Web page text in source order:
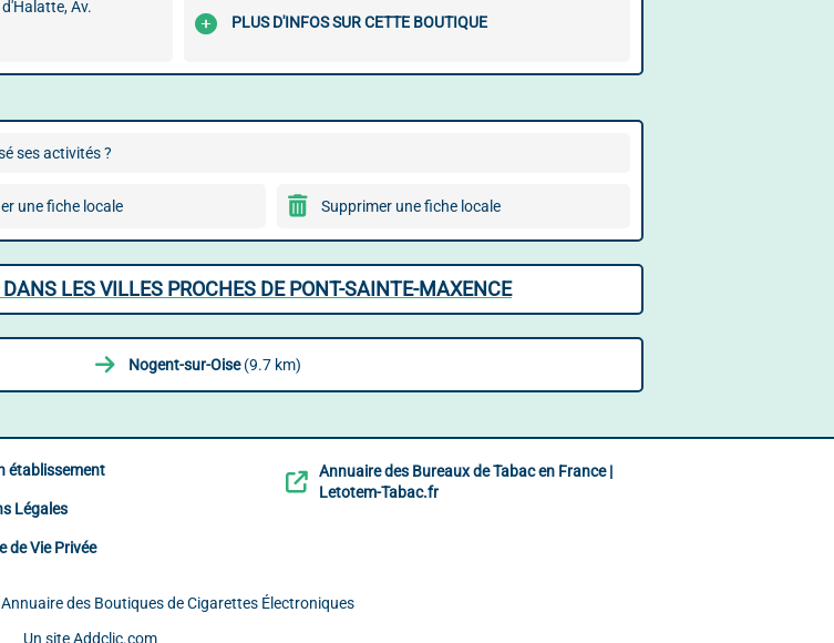
Av.
PLUS D'INFOS SUR CETTE BOUTIQUE
ses activités ?
une fiche locale Supprimer une fiche locale
LES VILLES PROCHES DE PONT-SAINTE-MAXENCE
Nogent-sur-Oise(9.7 km)
établissement
Légales
de Vie Privée
Annuaire des Bureaux de Tabac en France |
Letotem-Tabac.fr
des Boutiques de Cigarettes Électroniques
Un site Addclic.com